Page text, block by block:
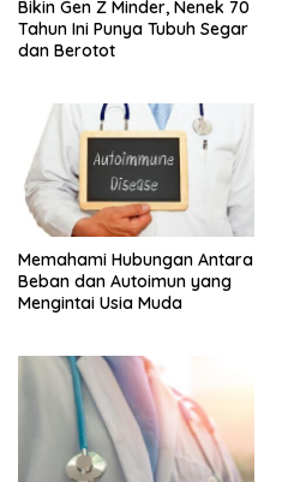
Bikin Gen Z Minder, Nenek 70
Tahun Ini Punya Tubuh Segar
dan Berotot
Memahami Hubungan Antara
Beban dan Autoimun yang
Mengintai Usia Muda